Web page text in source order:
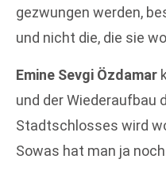
gezwungen werden,
und nicht die, die sie
Emine Sevgi Özdamar
und der Wiederaufbau
Stadtschlosses wird
Sowas hat man ja